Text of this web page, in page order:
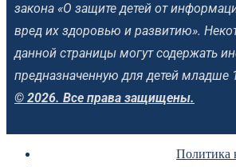
закона «О защите детей от
вред их здоровью и развитию».
данной страницы могут содержать
предназначенную для детей младше
© 2026. Все права защищены.
Политика